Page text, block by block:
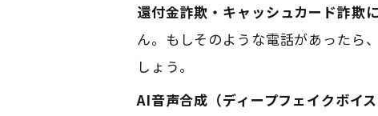
還付金詐欺・キャッシュカード詐欺
ん。もしそのような電話があったら
しょう。
AI音声合成（ディープフェイクボイ